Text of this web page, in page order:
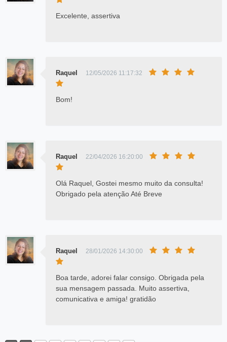
Excelente, assertiva
Raquel 12/05/2026 11:17:32
Bom!
Raquel 22/04/2026 16:20:00
Olá Raquel, Gostei mesmo muito da consulta!
Obrigado pela atenção Até Breve
Raquel 28/01/2026 14:30:00
Boa tarde, adorei falar consigo. Obrigada pela
sua mensagem passada. Muito assertiva,
comunicativa e amiga! gratidão